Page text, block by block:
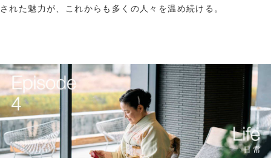
された魅力が、これからも多くの人々を温め続ける。